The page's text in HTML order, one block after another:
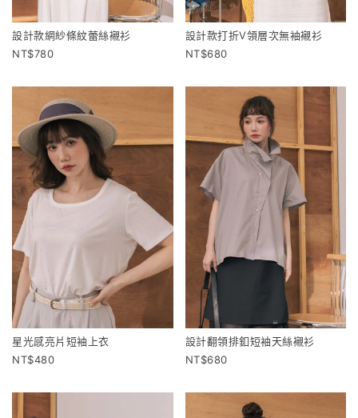
設計款網紗條紋蕾絲襯衫
780
設計款打折V領層次無袖襯衫
680
星光感亮片短袖上衣
480
設計翻領排釦短袖天絲襯衫
680